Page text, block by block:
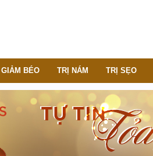
GIẢM BÉO TRỊ NÁM TRỊ SẸO